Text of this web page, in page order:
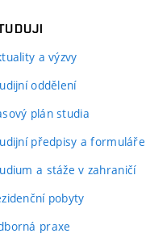
a výzvy
oddělení
plán studia
předpisy a formuláře
a stáže v zahraničí
pobyty
praxe